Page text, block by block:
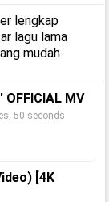
lengkap
lagu lama
mudah
OFFICIAL MV
50 seconds
[4K